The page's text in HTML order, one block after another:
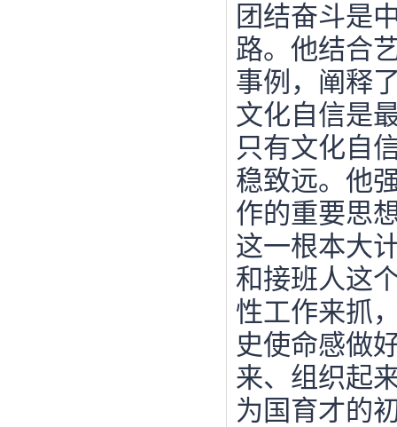
团结奋斗是
路。他结合
事例，阐释
文化自信是
只有文化自
稳致远。他
作的重要思
这一根本大
和接班人这
性工作来抓
史使命感做
来、组织起
为国育才的